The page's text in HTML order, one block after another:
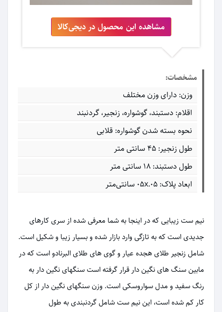
مشاهده این محصول در دیجی‌کالا
مشخصات:
وزن: دارای وزن مختلف
اقلام: دستبند، گوشواره، زنجیر، گردنبند
نحوه بسته شدن گوشواره: قلابی
طول زنجیر: 45 سانتی متر
طول دستبند: 18 سانتی متر
ابعاد پلاک: ۰۵x.۰۵ سانتی‌متر
نیم ست زیبایی که در اینجا به شما معرفی شده از سری کارهای
جدیدی است که به تازگی وارد بازار شده و بسیار زیبا و شکیل است.
شامل زنجیر طلای هجده عیار و گوی های طلای البرنادو است که در
مابین سنگ های نگین دار قرار گرفته است سنگهای نگین دار به
رنگ سفید و مدل سواروسکی است. وزن سنگهای نگین دار از کل
کار کم شده است، این نیم ست شامل گردنبندی به طول